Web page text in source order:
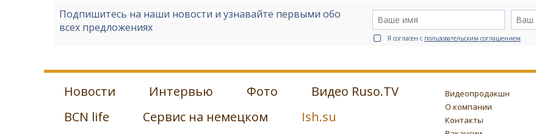
Подпишитесь на наши новости и узнавайте первыми обо
всех предложениях
Я согласен с пользовательским соглашением
Новости Интервью Фото
Видео Ruso.TV
BCN life
Сервис на немецком Ish.su
Видеопродакшн
О компании
Контакты